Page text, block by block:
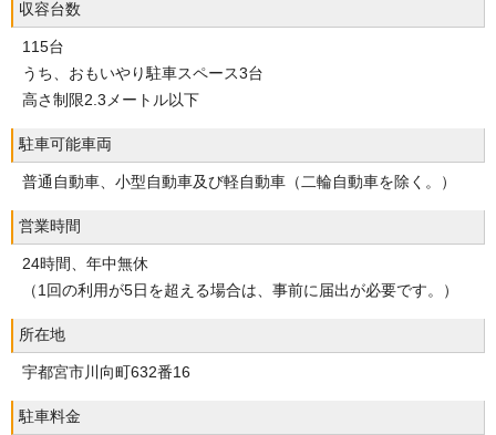
収容台数
115台
うち、おもいやり駐車スペース3台
高さ制限2.3メートル以下
駐車可能車両
普通自動車、小型自動車及び軽自動車（二輪自動車を除く。）
営業時間
24時間、年中無休
（1回の利用が5日を超える場合は、事前に届出が必要です。）
所在地
宇都宮市川向町632番16
駐車料金